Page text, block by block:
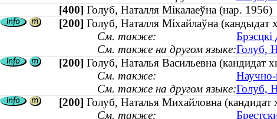
[400] Голуб, Наталля Мікалаеўна (нар.
[200] Голуб, Наталля Міхайлаўна (кандыдат
См. также:
Брэсцкі
См. также на другом языке:Голуб,
[200] Голуб, Наталья Васильевна (кандидат
См. также:
Научно-
См. также на другом языке:Голуб,
[200] Голуб, Наталья Михайловна
См. также: